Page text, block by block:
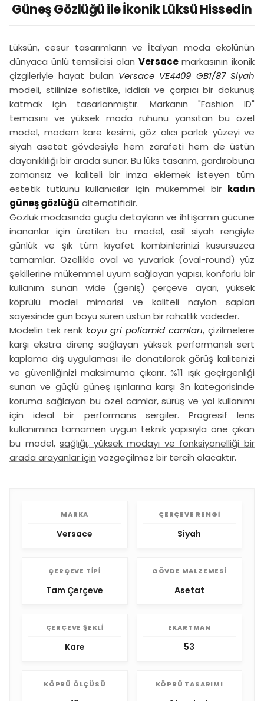
Güneş Gözlüğü ile İkonik Lüksü Hissedin
Lüksün, cesur tasarımların ve İtalyan moda ekolünün
dünyaca ünlü temsilcisi olan Versace markasının ikonik
çizgileriyle hayat bulan Versace VE4409 GB1/87 Siyah
modeli, stilinizesofistike, iddialı ve çarpıcı bir dokunuş
katmak için tasarlanmıştır. Markanın "Fashion ID"
temasını ve yüksek moda ruhunu yansıtan bu özel
model, modern kare kesimi, göz alıcı parlak yüzeyi ve
siyah asetat gövdesiyle hem zarafeti hem de üstün
dayanıklılığı bir arada sunar. Bu lüks tasarım, gardırobuna
zamansız ve kaliteli bir imza eklemek isteyen tüm
estetik tutkunu kullanıcılar için mükemmel bir kadın
güneş gözlüğü alternatifidir.
Gözlük modasında güçlü detayların ve ihtişamın gücüne
inananlar için üretilen bu model, asil siyah rengiyle
günlük ve şık tüm kıyafet kombinlerinizi kusursuzca
tamamlar. Özellikle oval ve yuvarlak (oval-round) yüz
şekillerine mükemmel uyum sağlayan yapısı, konforlu bir
kullanım sunan wide (geniş) çerçeve ayarı, yüksek
köprülü model mimarisi ve kaliteli naylon sapları
sayesinde gün boyu süren üstün bir rahatlık vadeder.
Modelin tek renk koyu gri poliamid camları, çizilmelere
karşı ekstra direnç sağlayan yüksek performanslı sert
kaplama dış uygulaması ile donatılarak görüş kalitenizi
ve güvenliğinizi maksimuma çıkarır. %11 ışık geçirgenliği
sunan ve güçlü güneş ışınlarına karşı 3n kategorisinde
koruma sağlayan bu özel camlar, sürüş ve yol kullanımı
için ideal bir performans sergiler. Progresif lens
kullanımına tamamen uygun teknik yapısıyla öne çıkan
bu model,sağlığı, yüksek modayı ve fonksiyonelliği bir
arada arayanlar için vazgeçilmez bir tercih olacaktır.
MARKA
Versace
ÇERÇEVE RENGI
Siyah
ÇERÇEVE TIPI
Tam Çerçeve
GÖVDE MALZEMESI
Asetat
ÇERÇEVE ŞEKLI
Kare
EKARTMAN
53
KÖPRÜ ÖLÇÜSÜ KÖPRÜ TASARIMI